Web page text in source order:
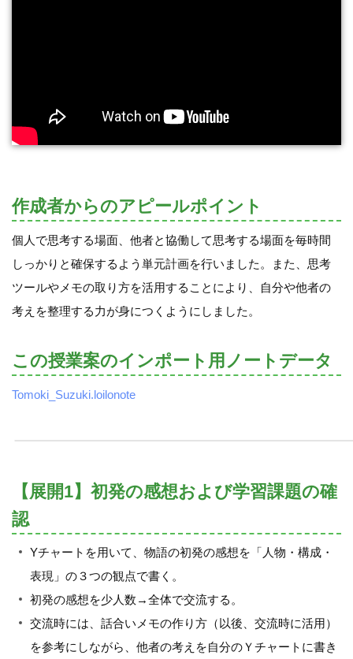
作成者からのアピールポイント
個人で思考する場面、他者と協働して思考する場面を毎時間
しっかりと確保するよう単元計画を行いました。また、思考
ツールやメモの取り方を活用することにより、自分や他者の
考えを整理する力が身につくようにしました。
この授業案のインポート用ノートデータ
Tomoki_Suzuki.loilonote
【展開1】初発の感想および学習課題の確
認
Yチャートを用いて、物語の初発の感想を「人物・構成・
表現」の３つの観点で書く。
初発の感想を少人数→全体で交流する。
交流時には、話合いメモの作り方（以後、交流時に活用）
を参考にしながら、他者の考えを自分のＹチャートに書き